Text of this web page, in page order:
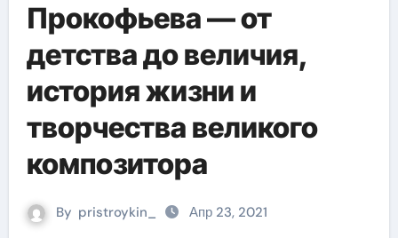
Прокофьева — от
детства до величия,
история жизни и
творчества великого
композитора
By pristroykin_ Апр 23, 2021